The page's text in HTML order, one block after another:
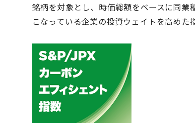
銘柄を対象とし、時価総額をベースに同
こなっている企業の投資ウェイトを高めた